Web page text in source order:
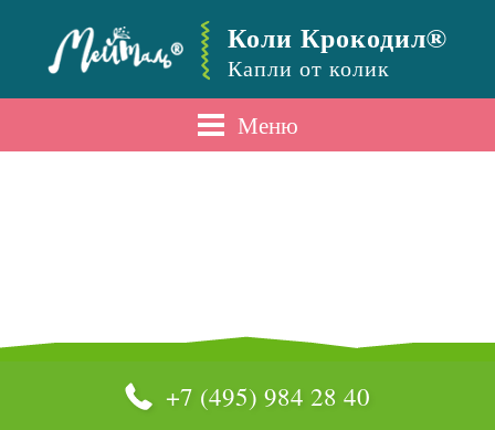
Коли Крокодил®
Капли от колик
Меню
+7 (495) 984 28 40